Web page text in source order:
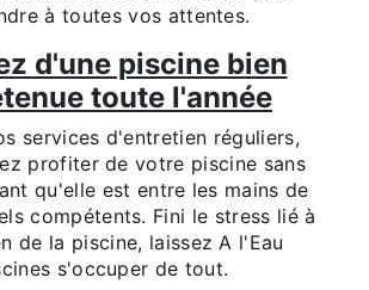
à toutes vos attentes.
d'une piscine bien
toute l'année
services d'entretien réguliers,
profiter de votre piscine sans
qu'elle est entre les mains de
compétents. Fini le stress lié à
de la piscine, laissez A l'Eau
s'occuper de tout.